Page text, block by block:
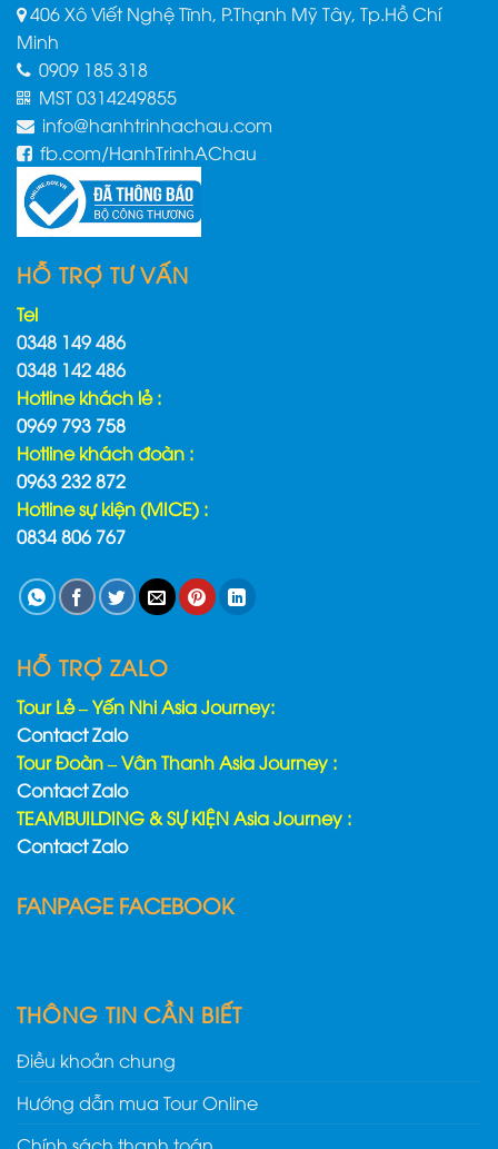
406 Xô Viết Nghệ Tĩnh, P.Thạnh Mỹ Tây, Tp.Hồ Chí
Minh
0909 185 318
MST 0314249855
info@hanhtrinhachau.com
fb.com/HanhTrinhAChau
HỖ TRỢ TƯ VẤN
Tel
0348 149 486
0348 142 486
Hotline khách lẻ :
0969 793 758
Hotline khách đoàn :
0963 232 872
Hotline sự kiện (MICE) :
0834 806 767
HỖ TRỢ ZALO
Tour Lẻ – Yến Nhi Asia Journey:
Contact Zalo
Tour Đoàn – Vân Thanh Asia Journey :
Contact Zalo
TEAMBUILDING & SỰ KIỆN Asia Journey :
Contact Zalo
FANPAGE FACEBOOK
THÔNG TIN CẦN BIẾT
Điều khoản chung
Hướng dẫn mua Tour Online